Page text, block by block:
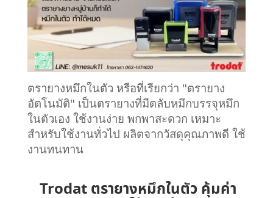
ตรายางหมึกในตัว หรือที่เรียกว่า "ตรายาง
อัตโนมัติ" เป็นตรายางที่มีตลับหมึกบรรจุหมึก
ในตัวเอง ใช้งานง่าย พกพาสะดวก เหมาะ
สำหรับใช้งานทั่วไป ผลิตจากวัสดุคุณภาพดี ใช้
งานทนทาน
Trodat ตรายางหมึกในตัว คุ้มค่า